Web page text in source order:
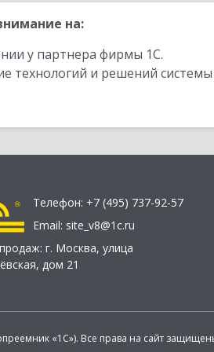
на:
у партнера фирмы 1С.
технологий и решений
Телефон: +7 (495) 737-92-57
Email: site_v8@1c.ru
г. Москва, улица
дом 21
«1С»). Все права на сайт